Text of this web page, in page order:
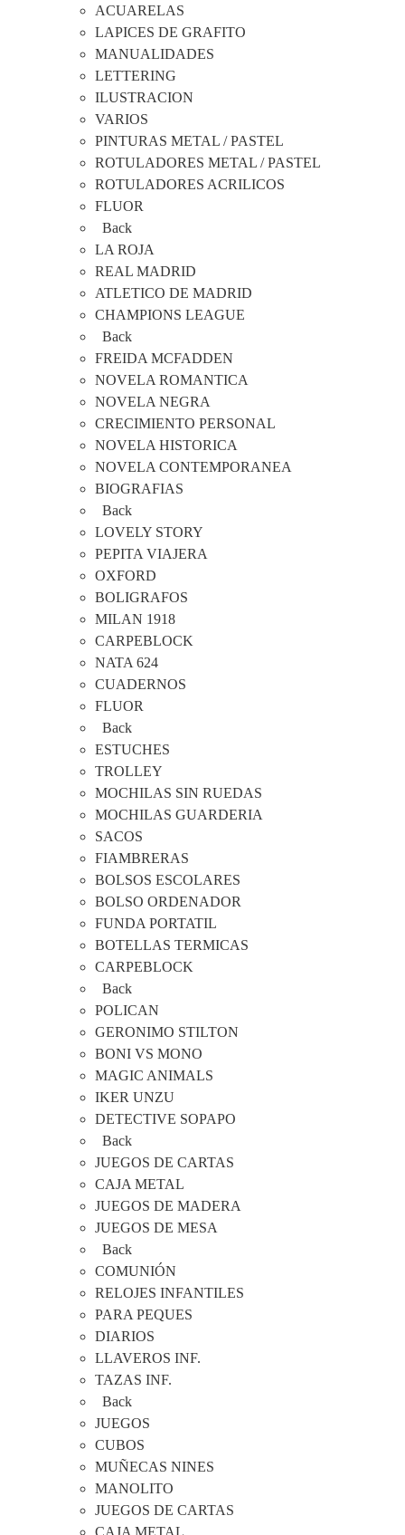
ACUARELAS
LAPICES DE GRAFITO
MANUALIDADES
LETTERING
ILUSTRACION
VARIOS
PINTURAS METAL / PASTEL
ROTULADORES METAL / PASTEL
ROTULADORES ACRILICOS
FLUOR
Back
LA ROJA
REAL MADRID
ATLETICO DE MADRID
CHAMPIONS LEAGUE
Back
FREIDA MCFADDEN
NOVELA ROMANTICA
NOVELA NEGRA
CRECIMIENTO PERSONAL
NOVELA HISTORICA
NOVELA CONTEMPORANEA
BIOGRAFIAS
Back
LOVELY STORY
PEPITA VIAJERA
OXFORD
BOLIGRAFOS
MILAN 1918
CARPEBLOCK
NATA 624
CUADERNOS
FLUOR
Back
ESTUCHES
TROLLEY
MOCHILAS SIN RUEDAS
MOCHILAS GUARDERIA
SACOS
FIAMBRERAS
BOLSOS ESCOLARES
BOLSO ORDENADOR
FUNDA PORTATIL
BOTELLAS TERMICAS
CARPEBLOCK
Back
POLICAN
GERONIMO STILTON
BONI VS MONO
MAGIC ANIMALS
IKER UNZU
DETECTIVE SOPAPO
Back
JUEGOS DE CARTAS
CAJA METAL
JUEGOS DE MADERA
JUEGOS DE MESA
Back
COMUNIÓN
RELOJES INFANTILES
PARA PEQUES
DIARIOS
LLAVEROS INF.
TAZAS INF.
Back
JUEGOS
CUBOS
MUÑECAS NINES
MANOLITO
JUEGOS DE CARTAS